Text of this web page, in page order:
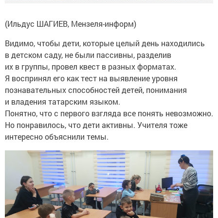
(Ильдус ШАГИЕВ, Мензеля-информ)
Видимо, чтобы дети, которые целый день находились
в детском саду, не были пассивны, разделив
их в группы, провел квест в разных форматах.
Я воспринял его как тест на выявление уровня
познавательных способностей детей, понимания
и владения татарским языком.
Понятно, что с первого взгляда все понять невозможно.
Но понравилось, что дети активны. Учителя тоже
интересно объяснили темы.